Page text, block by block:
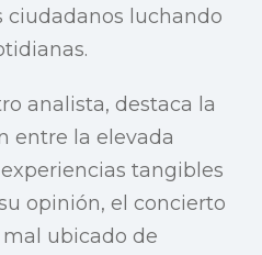
ciudadanos luchando
analista, destaca la
entre la elevada
tangibles
opinión, el concierto
ubicado de